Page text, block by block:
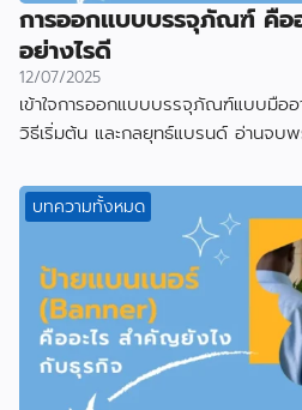
การออกแบบบรรจุภัณฑ์ คืออ
อย่างไรดี
12/07/2025
เข้าใจการออกแบบบรรจุภัณฑ์แบบมือ
วิธีเริ่มต้น และกลยุทธ์แบรนด์ อ่านจบ
บทความทั้งหมด